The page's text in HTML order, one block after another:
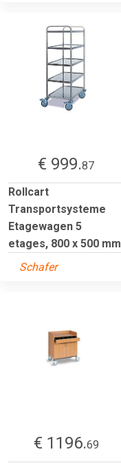
€ 999.87
Rollcart
Transportsysteme
Etagewagen 5
etages, 800 x 500 mm
Schafer
€ 1196.69